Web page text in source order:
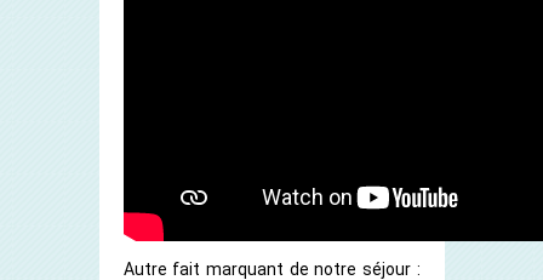
Autre fait marquant de notre séjour :